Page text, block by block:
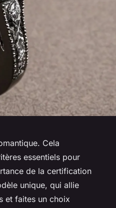
Cela
essentiels pour
de la certification
unique, qui allie
et faites un choix